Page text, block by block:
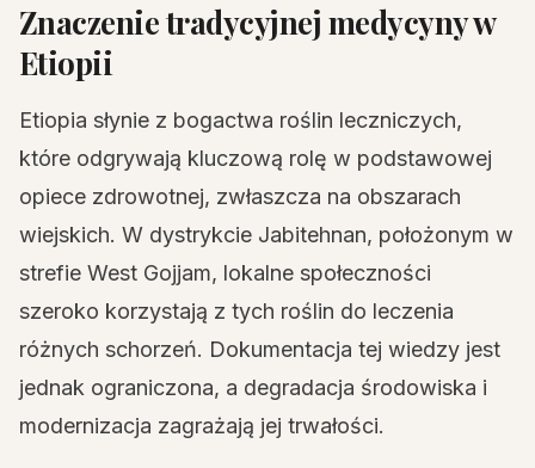
Znaczenie tradycyjnej medycyny w
Etiopii
Etiopia słynie z bogactwa roślin leczniczych,
które odgrywają kluczową rolę w podstawowej
opiece zdrowotnej, zwłaszcza na obszarach
wiejskich. W dystrykcie Jabitehnan, położonym w
strefie West Gojjam, lokalne społeczności
szeroko korzystają z tych roślin do leczenia
różnych schorzeń. Dokumentacja tej wiedzy jest
jednak ograniczona, a degradacja środowiska i
modernizacja zagrażają jej trwałości.